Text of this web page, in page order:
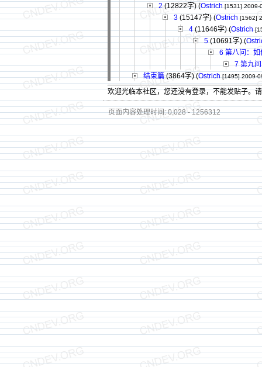
2 (12822字)(Ostrich [1531] 2009-
3 (15147字)(Ostrich [1562]
4 (11646字)(Ostrich
5 (10691字)(
6 第八问：
7 第九
结束篇 (3864字)(Ostrich [1495] 2009-
欢迎光临本社区，您还没有登录，不能发贴子。
页面内容处理时间: 0.028 - 1256312